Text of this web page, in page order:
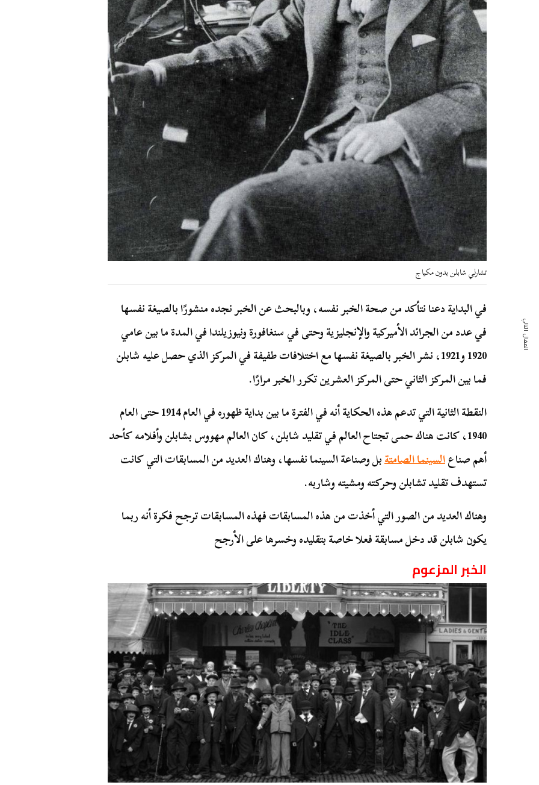
تشارلي شابلن بدون مكياج
في البداية دعنا نتأكد من صحة الخبر نفسه، وبالبحث عن الخبر نجده منشورًا بالصيغة نفسها
في عدد من الجرائد الأميركية والإنجليزية وحتى في سنغافورة ونيوزيلندا في المدة ما بين عامي
1920 و1921، نشر الخبر بالصيغة نفسها مع اختلافات طفيفة في المركز الذي حصل عليه شابلن
فما بين المركز الثاني حتى المركز العشرين تكرر الخبر مرارًا.
النقطة الثانية التي تدعم هذه الحكاية أنه في الفترة ما بين بداية ظهوره في العام 1914 حتى العام
1940، كانت هناك حمى تجتاح العالم في تقليد شابلن، كان العالم مهووس بشابلن وأفلامه كأحد
أهم صناعالسينما الصامتةبل وصناعة السينما نفسها، وهناك العديد من المسابقات التي كانت
تستهدف تقليد تشابلن وحركته ومشيته وشاربه.
وهناك العديد من الصور التي أخذت من هذه المسابقات فهذه المسابقات ترجح فكرة أنه ربما
يكون شابلن قد دخل مسابقة فعلا خاصة بتقليده وخسرها على الأرجح
الخبر المزعوم
المقال التالي